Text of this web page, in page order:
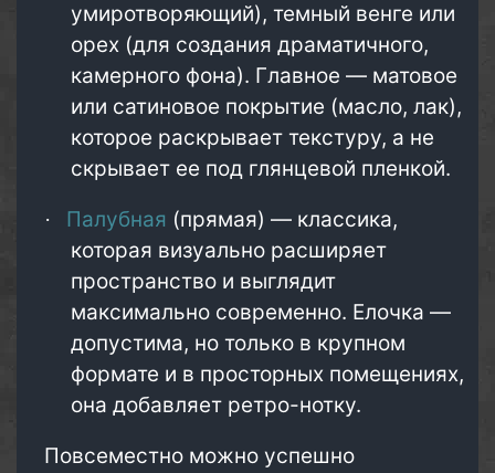
умиротворяющий), темный венге или
орех (для создания драматичного,
камерного фона). Главное — матовое
или сатиновое покрытие (масло, лак),
которое раскрывает текстуру, а не
скрывает ее под глянцевой пленкой.
· Палубная (прямая) — классика,
которая визуально расширяет
пространство и выглядит
максимально современно. Елочка —
допустима, но только в крупном
формате и в просторных помещениях,
она добавляет ретро-нотку.
Повсеместно можно успешно